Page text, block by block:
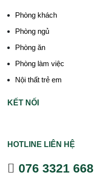
Phòng khách
Phòng ngủ
Phòng ăn
Phòng làm việc
Nội thất trẻ em
KẾT NỐI
HOTLINE LIÊN HỆ
076 3321 668